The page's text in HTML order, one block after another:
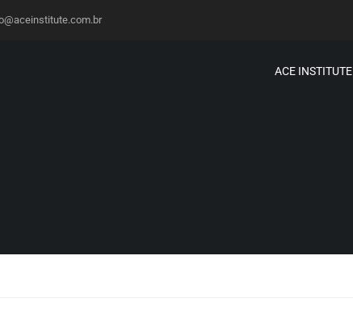
ACE INSTITUTE